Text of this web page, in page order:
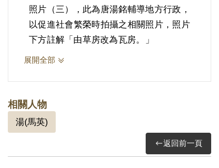
照片（三），此為唐湯銘輔導地方行政，
以促進社會繁榮時拍攝之相關照片，照片
下方註解「由草房改為瓦房。」
展開全部
相關人物
湯(馬英)
返回前一頁